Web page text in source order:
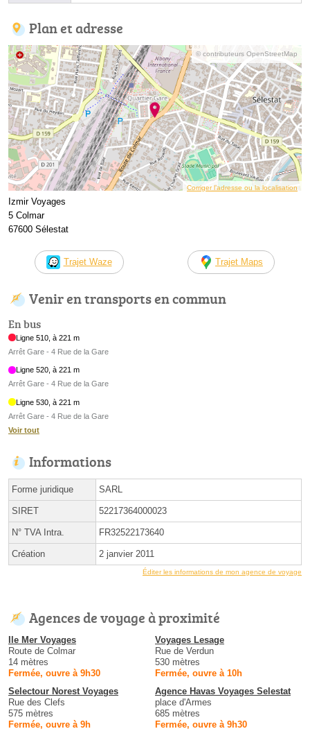
Plan et adresse
© contributeurs OpenStreetMap
Corriger l’adresse ou la localisation
Izmir Voyages
5 Colmar
67600 Sélestat
Trajet Waze Trajet Maps
Venir en transports en commun
En bus
Ligne 510, à 221 m
Arrêt Gare - 4 Rue de la Gare
Ligne 520, à 221 m
Arrêt Gare - 4 Rue de la Gare
Ligne 530, à 221 m
Arrêt Gare - 4 Rue de la Gare
Voir tout
Informations
Forme juridique SARL
SIRET 52217364000023
N° TVA Intra. FR32522173640
Création 2 janvier 2011
Éditer les informations de mon agence de voyage
Agences de voyage à proximité
Ile Mer Voyages
Route de Colmar
14 mètres
Fermée, ouvre à 9h30
Voyages Lesage
Rue de Verdun
530 mètres
Fermée, ouvre à 10h
Selectour Norest Voyages
Rue des Clefs
575 mètres
Fermée, ouvre à 9h
Agence Havas Voyages Selestat
place d'Armes
685 mètres
Fermée, ouvre à 9h30